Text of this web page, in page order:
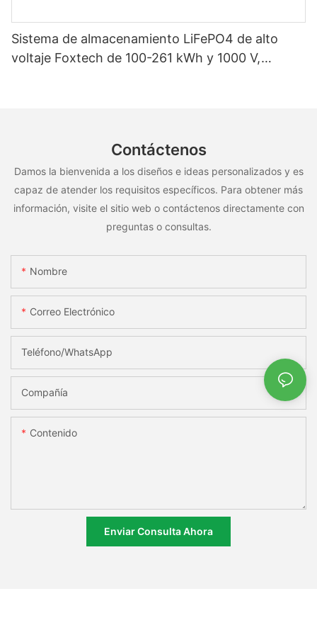
Sistema de almacenamiento LiFePO4 de alto
voltaje Foxtech de 100-261 kWh y 1000 V,
Contáctenos
Damos la bienvenida a los diseños e ideas personalizados y es
capaz de atender los requisitos específicos. Para obtener más
información, visite el sitio web o contáctenos directamente con
preguntas o consultas.
Nombre
Correo Electrónico
Teléfono/WhatsApp
Compañía
Contenido
Enviar Consulta Ahora